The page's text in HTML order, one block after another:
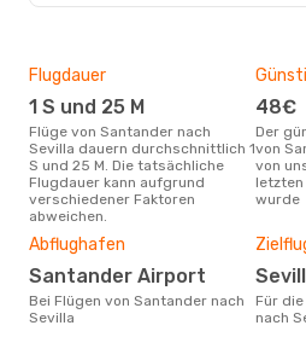
Flugdauer
1 S und 25 M
Flüge von Santander nach
Sevilla dauern durchschnittlich 1
S und 25 M. Die tatsächliche
Flugdauer kann aufgrund
verschiedener Faktoren
abweichen.
48€
Der günstigste einfache Flug
von
von
letzten
wurde
Abflughafen
Santander Airport
Bei Flügen von Santander nach
Sevilla
Für die Strecke von Santander
nach